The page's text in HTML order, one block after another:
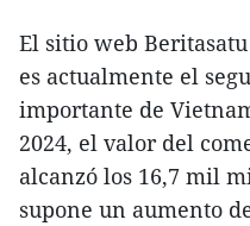
El sitio web
es actualmente el
importante de
2024, el valor del
alcanzó los 16,7 mil
supone un aumento